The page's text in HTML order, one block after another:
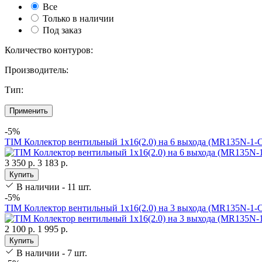
Все
Только в наличии
Под заказ
Количество контуров:
Производитель:
Тип:
Применить
-5%
TIM Коллектор вентильный 1х16(2.0) на 6 выхода (MR135N-1-
3 350 р. 3 183 р.
Купить
В наличии - 11 шт.
-5%
TIM Коллектор вентильный 1х16(2.0) на 3 выхода (MR135N-1-
2 100 р. 1 995 р.
Купить
В наличии - 7 шт.